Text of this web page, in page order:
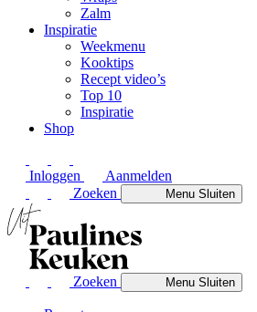
Zalm
Inspiratie
Weekmenu
Kooktips
Recept video’s
Top 10
Inspiratie
Shop
Inloggen
Aanmelden
Zoeken
MenuSluiten
Zoeken MenuSluiten